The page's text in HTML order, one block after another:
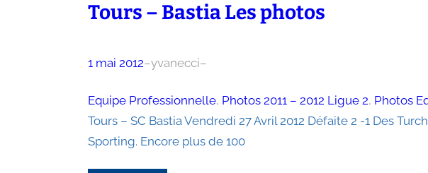
Tours – Bastia Les photos
1 mai 2012–yvanecci–
Equipe Professionnelle, Photos 2011 – 2012 Ligue 2, Photos
Tours – SC Bastia Vendredi 27 Avril 2012 Défaite 2 -1 Des
Sporting. Encore plus de 100